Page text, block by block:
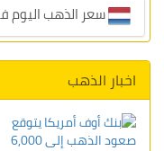
سعر الذهب اليوم
اخبار الذهب